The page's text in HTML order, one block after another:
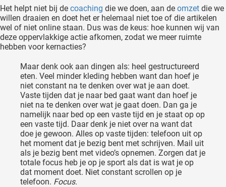
Het helpt niet bij de coaching die we doen, aan de omzet die we
willen draaien en doet het er helemaal niet toe of die artikelen
wel of niet online staan. Dus was de keus: hoe kunnen wij van
deze oppervlakkige actie afkomen, zodat we meer ruimte
hebben voor kernacties?
Maar denk ook aan dingen als: heel gestructureerd
eten. Veel minder kleding hebben want dan hoef je
niet constant na te denken over wat je aan doet.
Vaste tijden dat je naar bed gaat want dan hoef je
niet na te denken over wat je gaat doen. Dan ga je
namelijk naar bed op een vaste tijd en je staat op op
een vaste tijd. Daar denk je niet over na want dat
doe je gewoon. Alles op vaste tijden: telefoon uit op
het moment dat je bezig bent met schrijven. Mail uit
als je bezig bent met video’s opnemen. Zorgen dat je
totale focus heb je op je sport als dat is wat je op
dat moment doet. Niet constant scrollen op je
telefoon. Focus.